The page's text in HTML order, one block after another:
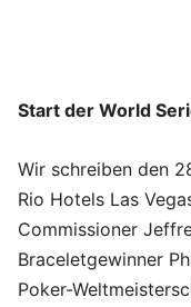
Start der World
Wir schreiben den
Rio Hotels Las
Commissioner
Braceletgewinner
Poker-